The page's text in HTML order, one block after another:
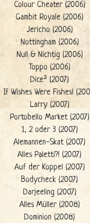
Colour Cheater (2006)
Gambit Royale (2006)
Jericho (2006)
Nottingham (2006)
Null & Nichtig (2006)
Toppo (2006)
Dice² (2007)
If Wishes Were Fishes!
Larry (2007)
Portobello Market (2007)
1, 2 oder 3 (2007)
Alemannen-Skat (2007)
Alles Paletti?! (2007)
Auf der Koppel (2007)
Bodycheck (2007)
Darjeeling (2007)
Alles Müller (2008)
Dominion (2008)